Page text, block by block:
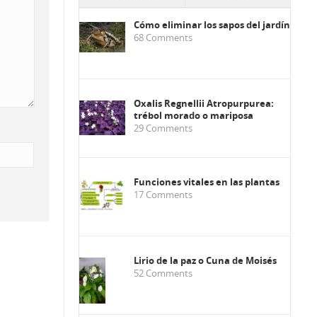
Cómo eliminar los sapos del jardín
68 Comments
Oxalis Regnellii Atropurpurea:
trébol morado o mariposa
29 Comments
Funciones vitales en las plantas
17 Comments
Lirio de la paz o Cuna de Moisés
52 Comments